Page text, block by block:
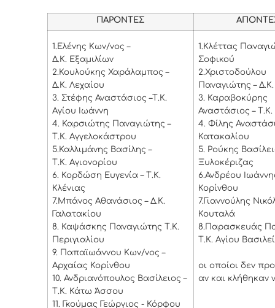
ΠΑΡΟΝΤΕΣ
1. Ελένης Κων/νος –
Δ.Κ. Εξαμιλίων
2. Κουλούκης Χαράλαμπος –
Δ.Κ. Λεχαίου
3. Στέφης Αναστάσιος –Τ.Κ.
Αγίου Ιωάννη
4. Καρσιώτης Παναγιώτης –
Τ.Κ. Αγγελοκάστρου
5. Καλλιμάνης Βασίλης –
Τ.Κ. Αγιονορίου
6. Κορδώση Ευγενία – Τ.Κ.
Κλένιας
7. Μπάνος Αθανάσιος – Δ.Κ.
Γαλατακίου
8. Καψάσκης Παναγιώτης Τ.Κ.
Περιγιαλίου
9. Παπαϊωάννου Κων/νος –
Αρχαίας Κορίνθου
10.Ανδριανόπουλος Βασίλειος –
Τ.Κ. Κάτω Άσσου
11. Γκούμας Γεώργιος - Κόρφου
1. Κλέττας
Σοφικού
2.Χριστοδούλου
Παναγιώτης –
3. Καραβοκύρης
Αναστάσιος –
4. Φίλης
Κατακαλίου
5. Ρούκης
Ξυλοκέριζας
6.Ανδρέου
Κορίνθου
7.Γιαννούλης
Κουταλά
8. Παρασκευάς
Τ.Κ. Αγίου
οι οποίοι δεν
αν και κλήθηκαν